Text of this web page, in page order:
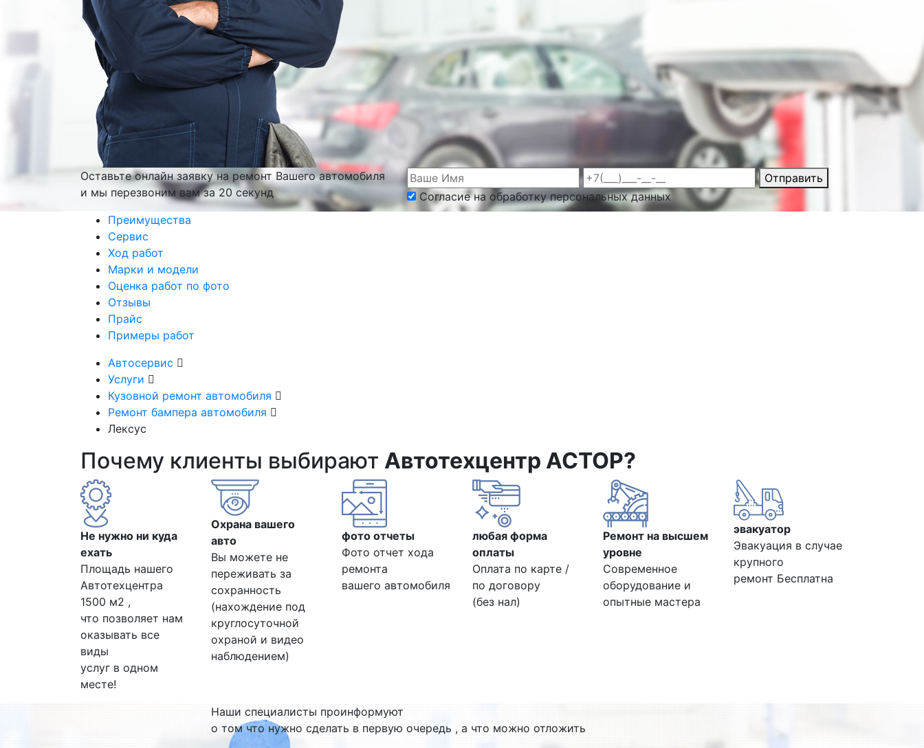
Оставьте онлайн заявку на ремонт Вашего автомобиля
и мы перезвоним вамза 20 секунд
Отправить
Согласие на обработку персональных данных
Преимущества
Сервис
Ход работ
Марки и модели
Оценка работ по фото
Отзывы
Прайс
Примеры работ
Автосервис
Услуги
Кузовной ремонт автомобиля
Ремонт бампера автомобиля
Лексус
Почему клиенты выбирают Автотехцентр АСТОР?
Не нужно ни куда
ехать
Площадь нашего
Автотехцентра
1500 м2 ,
что позволяет нам
оказывать все
виды
услуг в одном
месте!
Охрана вашего
авто
Вы можете не
переживать за
сохранность
(нахождение под
круглосуточной
охраной и видео
наблюдением)
фото отчеты
Фото отчет хода
ремонта
вашего автомобиля
любая форма
оплаты
Оплата по карте /
по договору
(без нал)
Ремонт на высшем
уровне
Современное
оборудование и
опытные мастера
эвакуатор
Эвакуация в случае
крупного
ремонт Бесплатна
Наши специалисты проинформуют
о том что нужно сделать в первую очередь , а что можно отложить